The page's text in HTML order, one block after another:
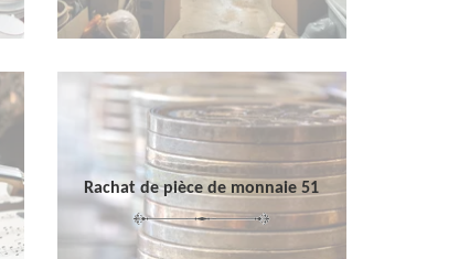
Rachat de pièce de monnaie 51